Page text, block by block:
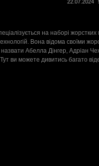
22.07.2024
на наборі
Вона відома своїми
Абелла Дінгер, Адріан
ви можете дивитись багато